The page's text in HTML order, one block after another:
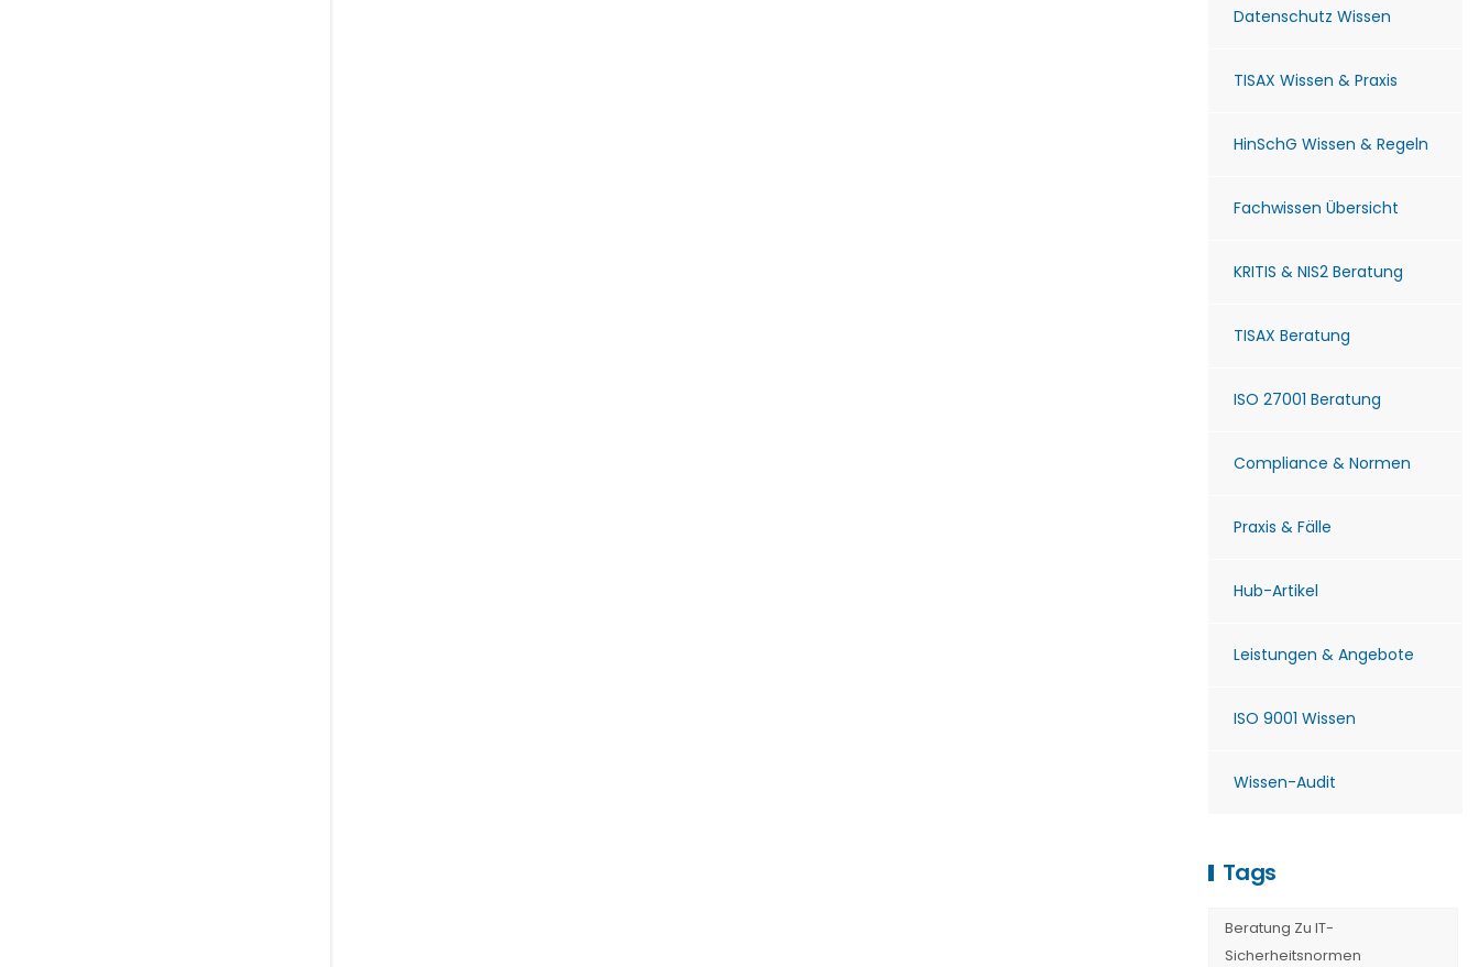
Datenschutz Wissen
TISAX Wissen & Praxis
HinSchG Wissen & Regeln
Fachwissen Übersicht
KRITIS & NIS2 Beratung
TISAX Beratung
ISO 27001 Beratung
Compliance & Normen
Praxis & Fälle
Hub-Artikel
Leistungen & Angebote
ISO 9001 Wissen
Wissen-Audit
Tags
Beratung Zu IT-
Sicherheitsnormen